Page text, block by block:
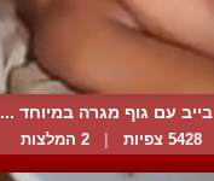
בייב עם גוף מגרה במיוחד ...
5428 צפיות | 2 המלצות